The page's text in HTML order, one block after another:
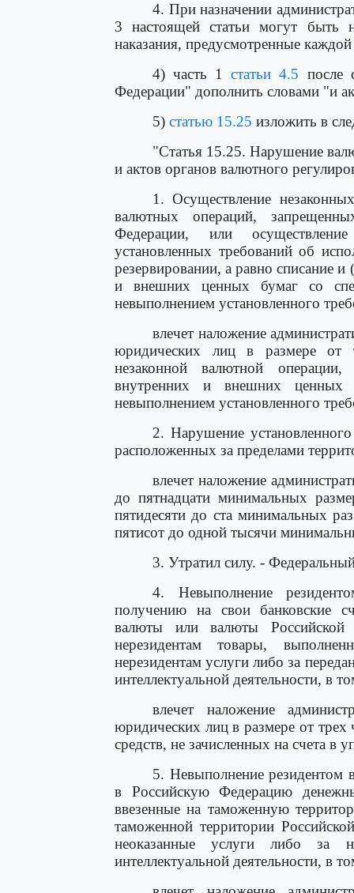
4. При назначении
3 настоящей статьи могут быть
наказания, предусмотренные
4) часть 1статьи 4.5 после
Федерации" дополнить словами "и
5) статью 15.25 изложить в
"Статья 15.25. Нарушение
и актов органов валютного
1. Осуществление
валютных операций,
Федерации, или
установленных требований об
резервировании, а равно списание
и внешних ценных бумаг со
невыполнением установленного
влечет наложение
юридических лиц в размере от
незаконной валютной
внутренних и внешних ценных
невыполнением установленного
2. Нарушение
расположенных за пределами
влечет наложение
до пятнадцати минимальных
пятидесяти до ста минимальных
пятисот до одной тысячи
3. Утратил силу. -
4. Невыполнение
получению на свои банковские
валюты или валюты Российской
нерезидентам товары,
нерезидентам услуги либо за
интеллектуальной деятельности, в
влечет наложение
юридических лиц в размере от
средств, не зачисленных на счета в
5. Невыполнение резидентом
в Российскую Федерацию
ввезенные на таможенную
таможенной территории
неоказанные услуги либо за
интеллектуальной деятельности, в